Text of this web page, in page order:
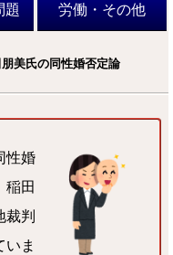
題 労働・その他
美氏の同性婚否定論
性婚
稲田
裁判
いま